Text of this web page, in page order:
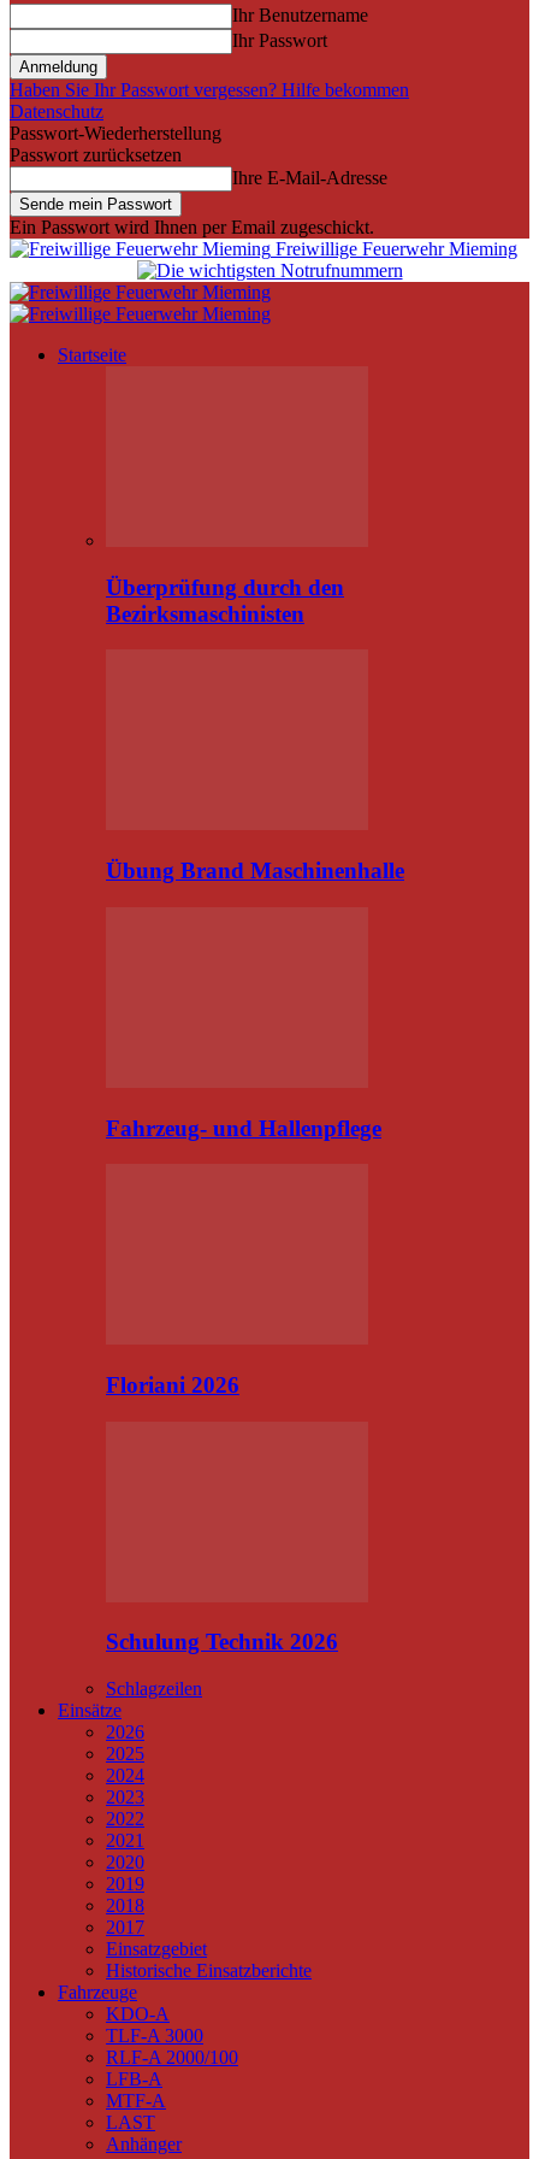
Ihr Benutzername
Ihr Passwort
Haben Sie Ihr Passwort vergessen? Hilfe bekommen
Datenschutz
Passwort-Wiederherstellung
Passwort zurücksetzen
Ihre E-Mail-Adresse
Ein Passwort wird Ihnen per Email zugeschickt.
Freiwillige Feuerwehr Mieming
Startseite
Überprüfung durch den
Bezirksmaschinisten
Übung Brand Maschinenhalle
Fahrzeug- und Hallenpflege
Floriani 2026
Schulung Technik 2026
Schlagzeilen
Einsätze
2026
2025
2024
2023
2022
2021
2020
2019
2018
2017
Einsatzgebiet
Historische Einsatzberichte
Fahrzeuge
KDO-A
TLF-A 3000
RLF-A 2000/100
LFB-A
MTF-A
LAST
Anhänger